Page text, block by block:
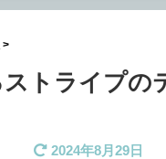
トライプの
2024年8月29日